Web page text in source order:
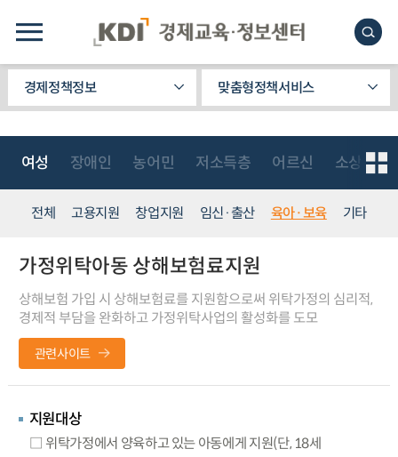
경제정책정보 맞춤형정책서비스
여성 장애인 농어민 저소득층 어르신 소상공인
전체 고용지원 창업지원 임신·출산 육아·보육 기타
가정위탁아동 상해보험료지원
상해보험 가입 시 상해보험료를 지원함으로써 위탁가정의 심리적,
경제적 부담을 완화하고 가정위탁사업의 활성화를 도모
관련사이트
지원대상
□ 위탁가정에서 양육하고 있는 아동에게 지원(단, 18세